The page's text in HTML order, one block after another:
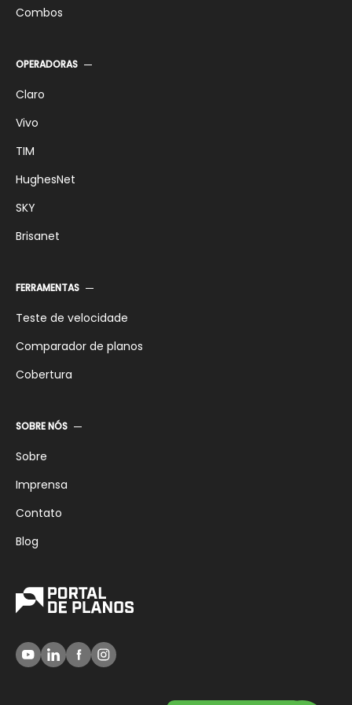
Combos
OPERADORAS
Claro
Vivo
TIM
HughesNet
SKY
Brisanet
FERRAMENTAS
Teste de velocidade
Comparador de planos
Cobertura
SOBRE NÓS
Sobre
Imprensa
Contato
Blog